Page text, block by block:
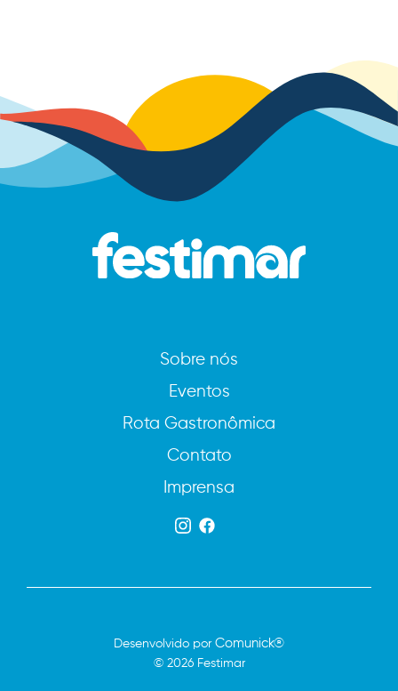
Sobre nós
Eventos
Rota Gastronômica
Contato
Imprensa
© 2026 Festimar
Desenvolvido porComunick®